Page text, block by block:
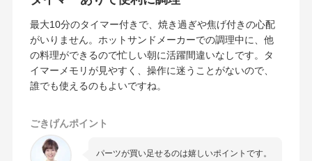
最大10分のタイマー付きで、焼き過ぎや焦げ付きの心配
がいりません。ホットサンドメーカーでの調理中に、他
の料理ができるので忙しい朝に活躍間違いなしです。タ
イマーメモリが見やすく、操作に迷うことがないので、
誰でも使えるのもよいですね。
ごきげんポイント
パーツが買い足せるのは嬉しいポイントです。